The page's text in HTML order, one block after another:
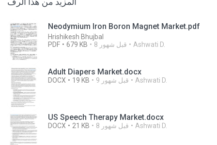
Neodymium Iron Boron Magnet Market.pdf
Hrishikesh Bhujbal
PDF
679 KB 8 قبل شهور Ashwati D.
Adult Diapers Market.docx
DOCX 19 KB 9 قبل شهور Ashwati D.
US Speech Therapy Market.docx
DOCX 21 KB 8 قبل شهور Ashwati D.